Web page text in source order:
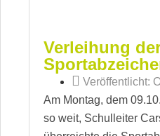
Verleihung
Veröffentlicht:
Am Montag, dem
so weit, Schulleiter